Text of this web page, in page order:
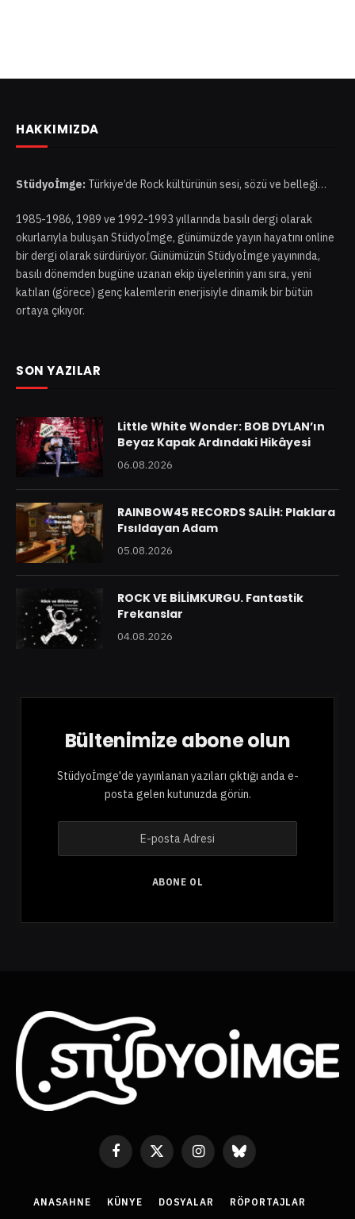
HAKKIMIZDA
Stüdyoİmge: Türkiye’de Rock kültürünün sesi, sözü ve belleği…
1985-1986, 1989 ve 1992-1993 yıllarında basılı dergi olarak
okurlarıyla buluşan Stüdyoİmge, günümüzde yayın hayatını online
bir dergi olarak sürdürüyor. Günümüzün Stüdyoİmge yayınında,
basılı dönemden bugüne uzanan ekip üyelerinin yanı sıra, yeni
katılan (görece) genç kalemlerin enerjisiyle dinamik bir bütün
ortaya çıkıyor.
SON YAZILAR
Little White Wonder: BOB DYLAN’ın
Beyaz Kapak Ardındaki Hikâyesi
06.08.2026
RAINBOW45 RECORDS SALİH: Plaklara
Fısıldayan Adam
05.08.2026
ROCK VE BİLİMKURGU. Fantastik
Frekanslar
04.08.2026
Bültenimize abone olun
Stüdyoİmge'de yayınlanan yazıları çıktığı anda e-
posta gelen kutunuzda görün.
s
ABONE OL
Facebook
X
InstagramBluesky
ANASAHNE KÜNYE DOSYALAR RÖPORTAJLAR